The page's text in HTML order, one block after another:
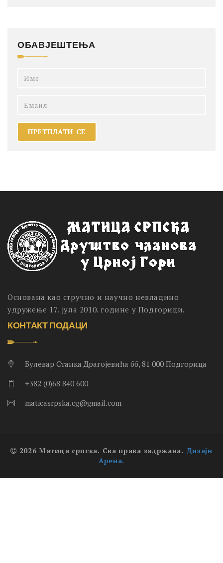
ОБАВЈЕШТЕЊА
Основана као стручно и научно невладино
удружење 17. јула 2010. године у Подгорици.
КОНТАКТ ПОДАЦИ
Булевар Станка Драгојевића бб, 81 000 Подгорица
+382 (0)68 840 600
maticasrpska.cg@gmail.com
2026 Матица српска. Сва права задржана. Дизајн
Арена.